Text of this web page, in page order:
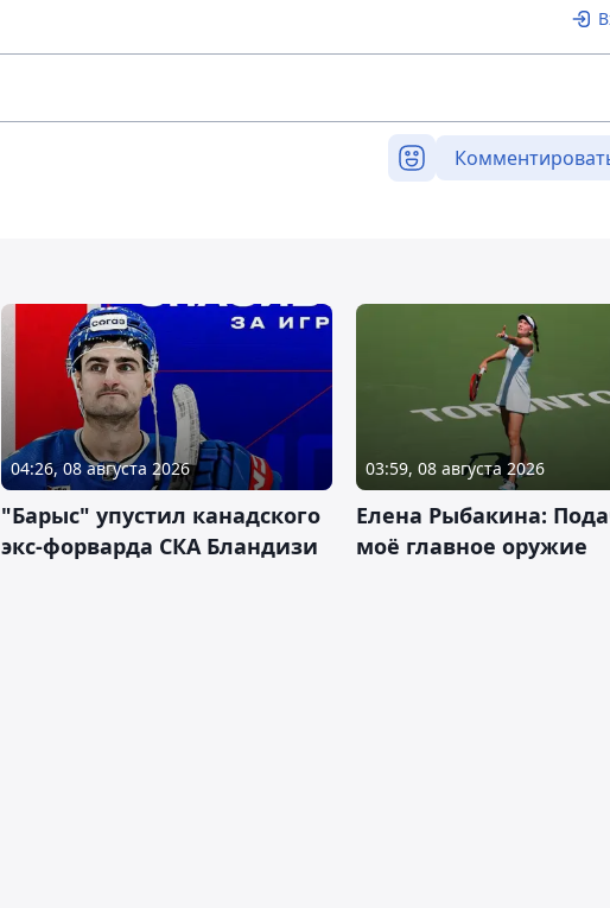
04:26, 08 августа 2026
"Барыс" упустил канадского
экс-форварда СКА Бландизи
03:59, 08 августа 2026
Елена Рыбакина:
моё главное оружие